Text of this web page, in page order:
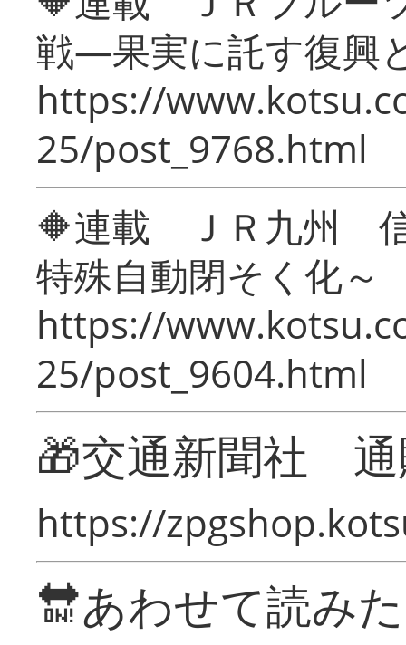
戦―果実に託す復興
https://
25/post_9768.html
🔶連載 ＪＲ九州 信
特殊自動閉そく化～
https://
25/post_9604.html
🎁交通新聞社
https://
🔛あわせて読み